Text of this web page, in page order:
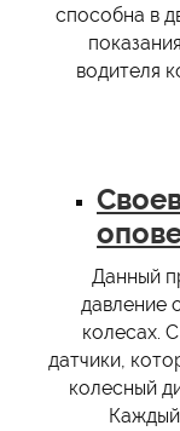
способна в
водителя
Данный
давление
колесах.
датчики,
колесный